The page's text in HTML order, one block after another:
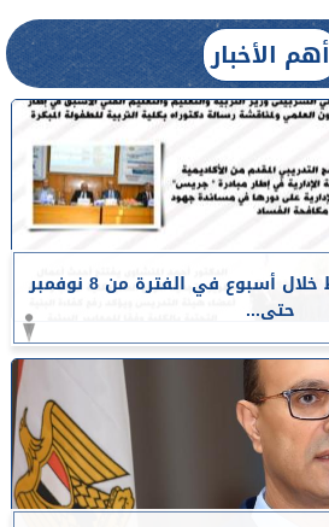
أهم الأخبار
أبرز أخبار جامعة أسيوط خلال أسبوع في الفترة من 8 نوفمبر
حتى...